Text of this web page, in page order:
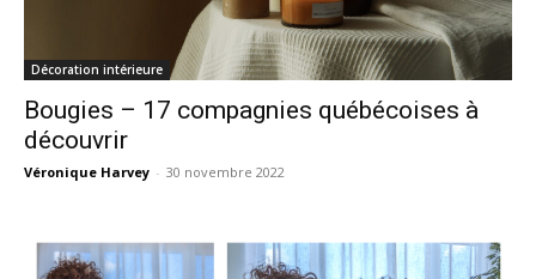
Décoration intérieure
Bougies – 17 compagnies québécoises à
découvrir
Véronique Harvey - 30 novembre 2022